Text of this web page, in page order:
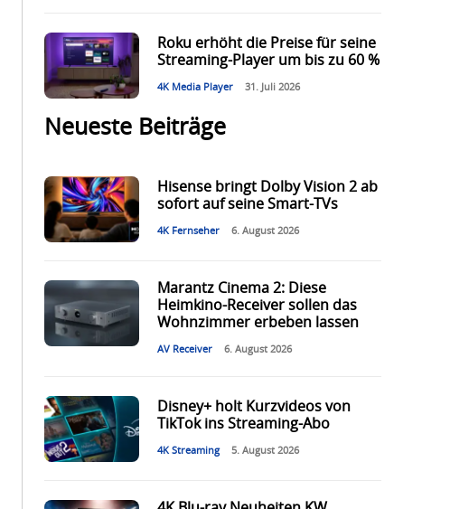
Roku erhöht die Preise für seine
Streaming-Player um bis zu 60 %
4K Media Player 31. Juli 2026
Neueste Beiträge
Hisense bringt Dolby Vision 2 ab
sofort auf seine Smart-TVs
4K Fernseher 6. August 2026
Marantz Cinema 2: Diese
Heimkino-Receiver sollen das
Wohnzimmer erbeben lassen
AV Receiver 6. August 2026
Disney+ holt Kurzvideos von
TikTok ins Streaming-Abo
4K Streaming 5. August 2026